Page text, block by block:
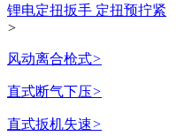
锂电定扭扳手 定扭预拧紧
>
风动离合枪式>
直式断气下压>
直式扳机失速>